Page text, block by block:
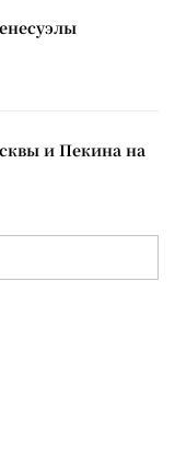
и Пекина на